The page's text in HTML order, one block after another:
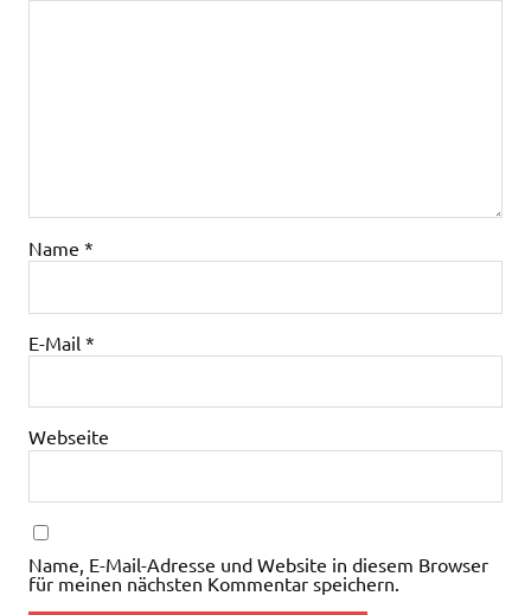
Name *
E-Mail *
Webseite
Name, E-Mail-Adresse und Website in diesem Browser
für meinen nächsten Kommentar speichern.